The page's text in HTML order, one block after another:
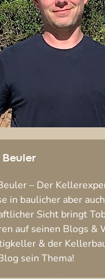
Beuler
– Der
in baulicher aber
Sicht bringt
auf seinen Blogs &
& der
sein Thema!